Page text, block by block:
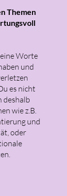
Themen
Worte
und
es nicht
deshalb
wie z.B.
und
oder